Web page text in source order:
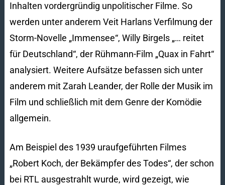
Inhalten vordergründig unpolitischer Filme. So
werden unter anderem Veit Harlans Verfilmung der
Storm-Novelle „Immensee“, Willy Birgels „… reitet
für Deutschland“, der Rühmann-Film „Quax in Fahrt“
analysiert. Weitere Aufsätze befassen sich unter
anderem mit Zarah Leander, der Rolle der Musik im
Film und schließlich mit dem Genre der Komödie
allgemein.
Am Beispiel des 1939 uraufgeführten Filmes
„Robert Koch, der Bekämpfer des Todes“, der schon
bei RTL ausgestrahlt wurde, wird gezeigt, wie